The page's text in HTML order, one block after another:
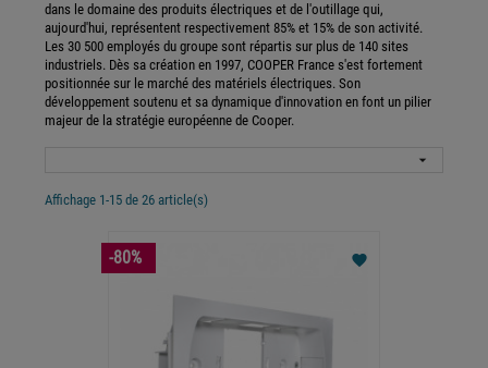
dans le domaine des produits électriques et de l'outillage qui,
aujourd'hui, représentent respectivement 85% et 15% de son activité.
Les 30 500 employés du groupe sont répartis sur plus de 140 sites
industriels. Dès sa création en 1997, COOPER France s'est fortement
positionnée sur le marché des matériels électriques. Son
développement soutenu et sa dynamique d'innovation en font un pilier
majeur de la stratégie européenne de Cooper.

Affichage 1-15 de 26 article(s)
favorite
-80%